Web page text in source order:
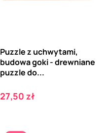
Puzzle z uchwytami,
budowa goki - drewniane
puzzle do...
Cena
27,50 zł